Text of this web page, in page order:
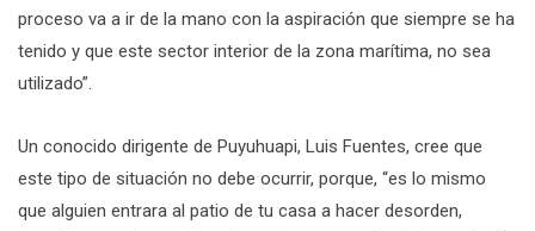
proceso va a ir de la mano con la aspiración que siempre se ha
tenido y que este sector interior de la zona marítima, no sea
utilizado”.
Un conocido dirigente de Puyuhuapi, Luis Fuentes, cree que
este tipo de situación no debe ocurrir, porque, “es lo mismo
que alguien entrara al patio de tu casa a hacer desorden,